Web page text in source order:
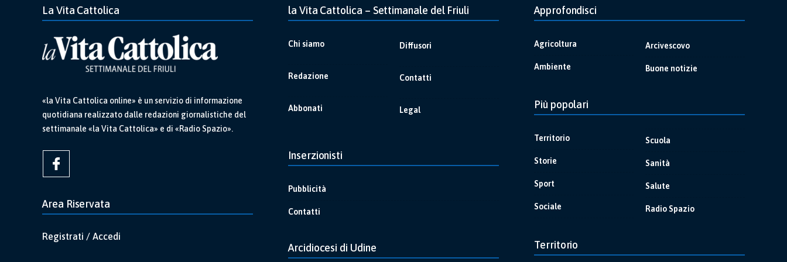
La Vita Cattolica
«la Vita Cattolica online» è un servizio di informazione
quotidiana realizzato dalle redazioni giornalistiche del
settimanale «la Vita Cattolica» e di «Radio Spazio».
Area Riservata
Registrati / Accedi
la Vita Cattolica – Settimanale del Friuli
Chi siamo
Redazione
Abbonati
Diffusori
Contatti
Legal
Inserzionisti
Pubblicità
Contatti
Arcidiocesi di Udine
Approfondisci
Agricoltura
Ambiente
Arcivescovo
Buone notizie
Più popolari
Territorio
Storie
Sport
Sociale
Scuola
Sanità
Salute
Radio Spazio
Territorio